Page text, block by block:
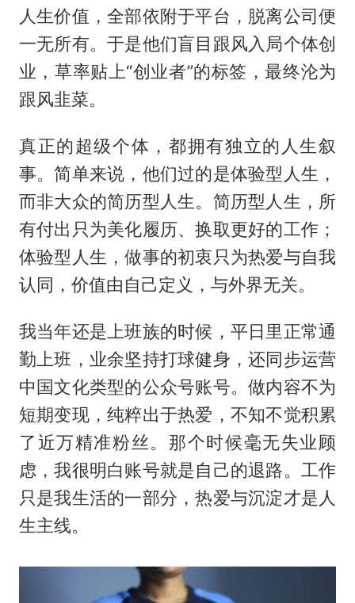
人生价值，全部依附于平台，脱离公司便
一无所有。于是他们盲目跟风入局个体创
业，草率贴上“创业者”的标签，最终沦为
跟风韭菜。
真正的超级个体，都拥有独立的人生叙
事。简单来说，他们过的是体验型人生，
而非大众的简历型人生。简历型人生，所
有付出只为美化履历、换取更好的工作；
体验型人生，做事的初衷只为热爱与自我
认同，价值由自己定义，与外界无关。
我当年还是上班族的时候，平日里正常通
勤上班，业余坚持打球健身，还同步运营
中国文化类型的公众号账号。做内容不为
短期变现，纯粹出于热爱，不知不觉积累
了近万精准粉丝。那个时候毫无失业顾
虑，我很明白账号就是自己的退路。工作
只是我生活的一部分，热爱与沉淀才是人
生主线。